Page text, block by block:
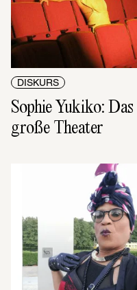
DISKURS
Sophie Yukiko: Das
große Theater